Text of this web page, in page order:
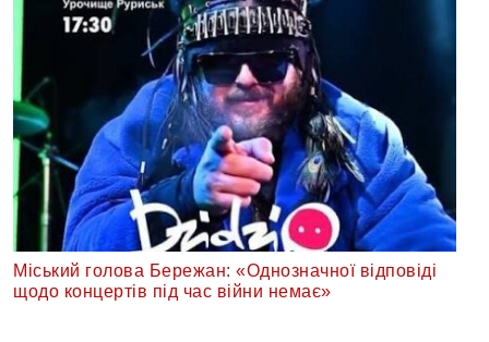
Міський голова Бережан: «Однозначної відповіді
щодо концертів під час війни немає»